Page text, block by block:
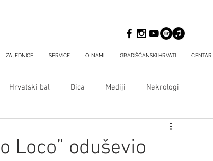
ZAJEDNICE SERVICE O NAMI GRADIŠĆANSKI HRVATI
Hrvatski bal Dica Mediji Nekrologi
Loco” oduševio